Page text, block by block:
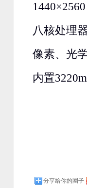
八核处理
像素、光
内置
分享给你的圈子